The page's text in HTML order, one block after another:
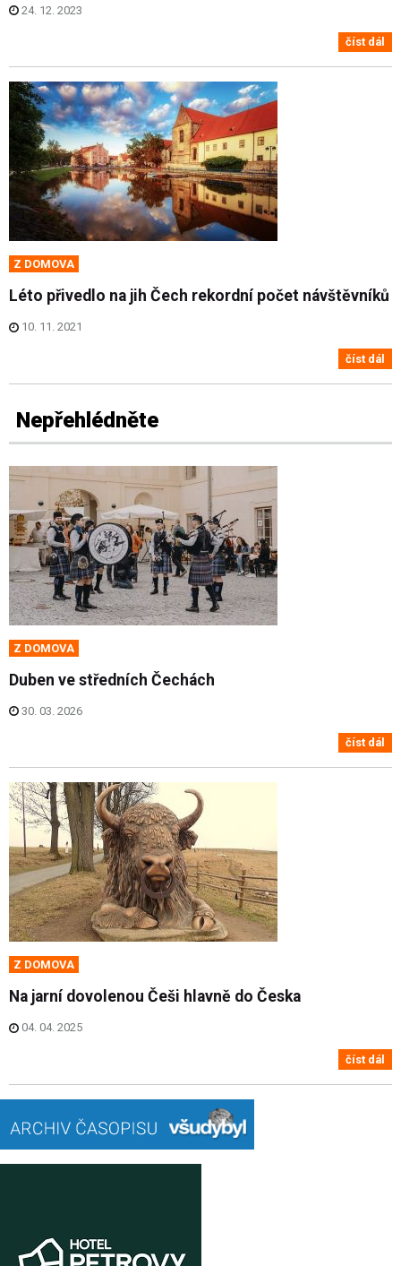
24. 12. 2023
číst dál
Z DOMOVA
Léto přivedlo na jih Čech rekordní počet návštěvníků
10. 11. 2021
číst dál
Nepřehlédněte
Z DOMOVA
Duben ve středních Čechách
30. 03. 2026
číst dál
Z DOMOVA
Na jarní dovolenou Češi hlavně do Česka
04. 04. 2025
číst dál